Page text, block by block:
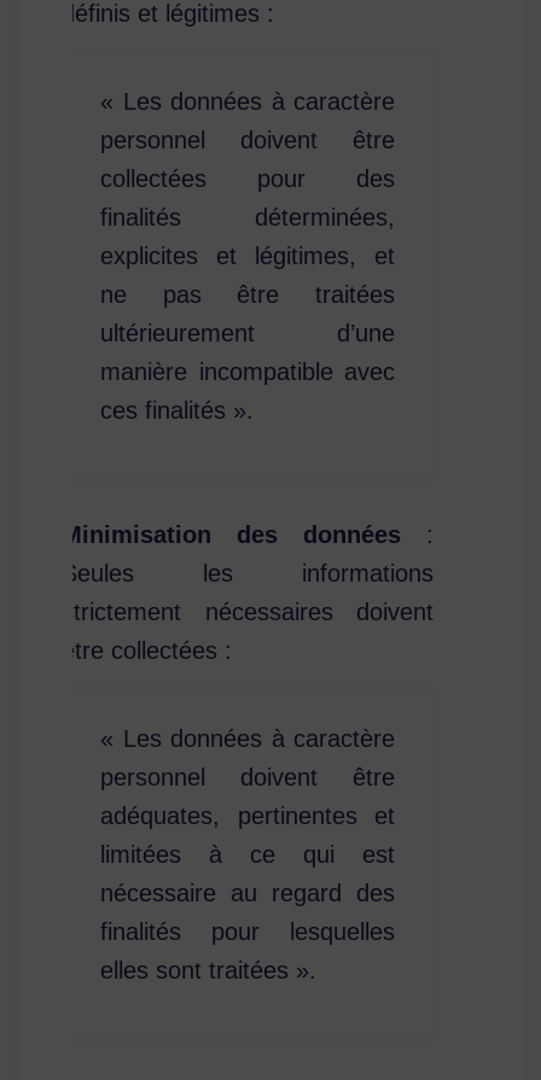
définis et légitimes :
« Les données à caractère
personnel doivent être
collectées pour des
finalités déterminées,
explicites et légitimes, et
ne pas être traitées
ultérieurement d’une
manière incompatible avec
ces finalités ».
Minimisation des données :
Seules les informations
strictement nécessaires doivent
être collectées :
« Les données à caractère
personnel doivent être
adéquates, pertinentes et
limitées à ce qui est
nécessaire au regard des
finalités pour lesquelles
elles sont traitées ».